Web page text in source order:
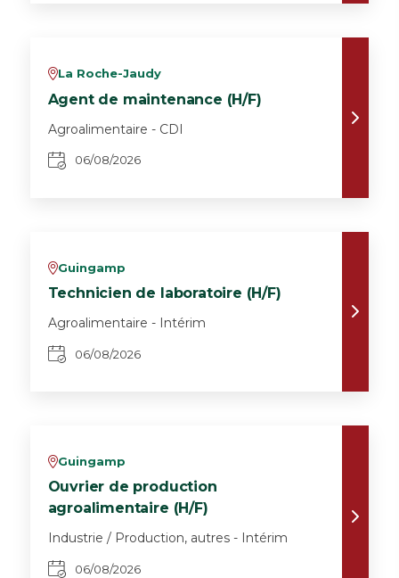
vLa Roche-Jaudy
Agent de maintenance (H/F)
Agroalimentaire - CDI
06/08/2026
vGuingamp
Technicien de laboratoire (H/F)
Agroalimentaire - Intérim
06/08/2026
vGuingamp
Ouvrier de production
agroalimentaire (H/F)
Industrie / Production, autres - Intérim
06/08/2026